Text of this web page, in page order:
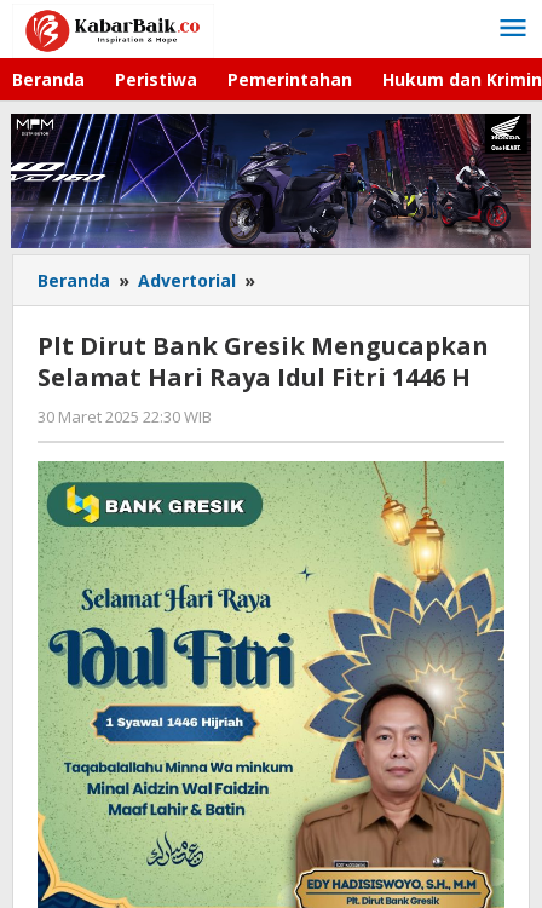
Lewati
konten
Beranda Peristiwa Pemerintahan Hukum dan
Beranda » Advertorial »
Dirut
Bank
Gresik
Mengucapkan
Raya
Idul
Fitri
1446
Plt Dirut Bank Gresik Mengucapkan
Selamat Hari Raya Idul Fitri 1446 H
30 Maret 2025 22:30 WIB
Lilis
Dewi